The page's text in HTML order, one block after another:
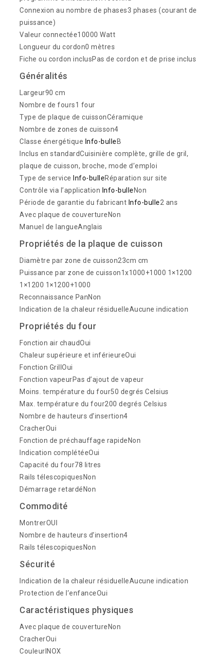
Connexion au nombre de phases3 phases (courant de
puissance)
Valeur connectée10000 Watt
Longueur du cordon0 mètres
Fiche ou cordon inclusPas de cordon et de prise inclus
Généralités
Largeur90 cm
Nombre de fours1 four
Type de plaque de cuissonCéramique
Nombre de zones de cuisson4
Classe énergétique Info-bulle B
Inclus en standardCuisinière complète, grille de gril,
plaque de cuisson, broche, mode d’emploi
Type de service Info-bulleRéparation sur site
Contrôle via l’application Info-bulle Non
Période de garantie du fabricant Info-bulle2 ans
Avec plaque de couvertureNon
Manuel de langueAnglais
Propriétés de la plaque de cuisson
Diamètre par zone de cuisson23cm cm
Puissance par zone de cuisson1x1000+1000 1×1200
1×1200 1×1200+1000
Reconnaissance PanNon
Indication de la chaleur résiduelleAucune indication
Propriétés du four
Fonction air chaudOui
Chaleur supérieure et inférieureOui
Fonction GrillOui
Fonction vapeurPas d’ajout de vapeur
Moins. température du four50 degrés Celsius
Max. température du four200 degrés Celsius
Nombre de hauteurs d’insertion4
CracherOui
Fonction de préchauffage rapideNon
Indication complétéeOui
Capacité du four78 litres
Rails télescopiquesNon
Démarrage retardéNon
Commodité
MontrerOUI
Nombre de hauteurs d’insertion4
Rails télescopiquesNon
Sécurité
Indication de la chaleur résiduelleAucune indication
Protection de l’enfanceOui
Caractéristiques physiques
Avec plaque de couvertureNon
CracherOui
CouleurINOX